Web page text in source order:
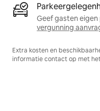
Geef gasten
vergunning
Extra kosten en
informatie contact op met